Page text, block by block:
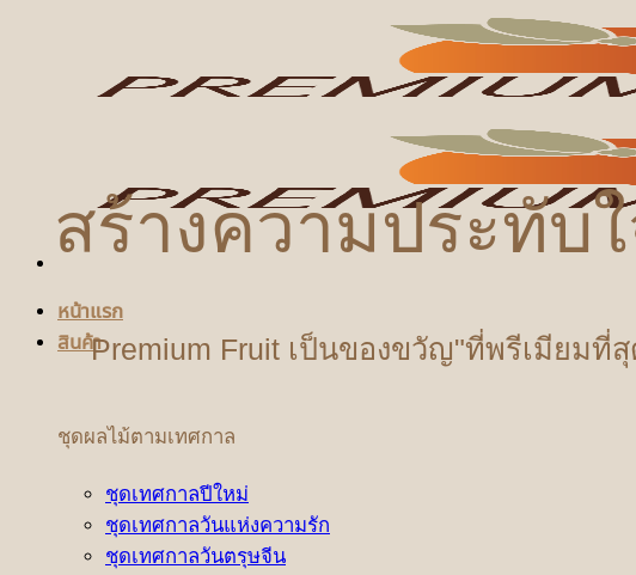
หน้าแรก
สินค้า
ชุดผลไม้ตามเทศกาล
ชุดเทศกาลปีใหม่
ชุดเทศกาลวันแห่งความรัก
ชุดเทศกาลวันตรุษจีน
สร้างความประทับ
Premium Fruit เป็นของขวัญ"ที่พรีเมียม